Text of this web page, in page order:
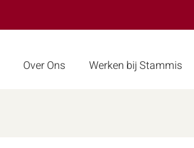
Over Ons Werken bij Stammis